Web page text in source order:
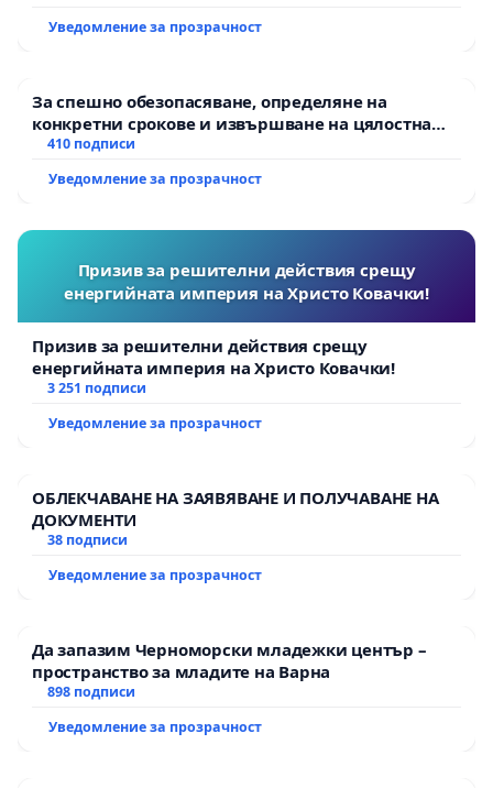
Уведомление за прозрачност
За спешно обезопасяване, определяне на
конкретни срокове и извършване на цялостна
рехабилитация на републиканския път между
Мирово - к.к. Момин проход
410 подписи
Уведомление за прозрачност
Призив за решителни действия срещу
енергийната империя на Христо Ковачки!
Призив за решителни действия срещу
енергийната империя на Христо Ковачки!
3 251 подписи
Уведомление за прозрачност
ОБЛЕКЧАВАНЕ НА ЗАЯВЯВАНЕ И ПОЛУЧАВАНЕ НА
ДОКУМЕНТИ
38 подписи
Уведомление за прозрачност
Да запазим Черноморски младежки център –
пространство за младите на Варна
898 подписи
Уведомление за прозрачност